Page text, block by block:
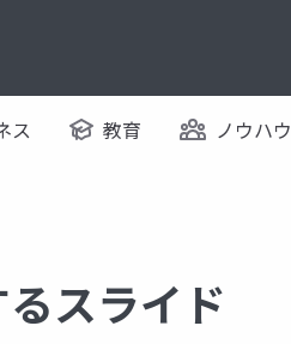
ス 教育 ノウハウ
スライド